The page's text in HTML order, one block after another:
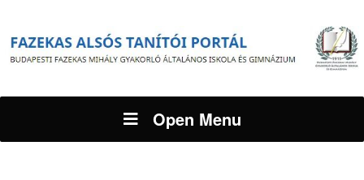
Open Menu